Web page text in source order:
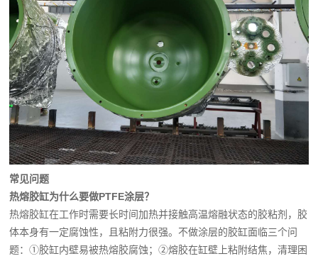
常见问题
热熔胶缸为什么要做PTFE涂层？
热熔胶缸在工作时需要长时间加热并接触高温熔融状态的胶粘剂，胶
体本身有一定腐蚀性，且粘附力很强。不做涂层的胶缸面临三个问
题：①胶缸内壁易被热熔胶腐蚀；②熔胶在缸壁上粘附结焦，清理困